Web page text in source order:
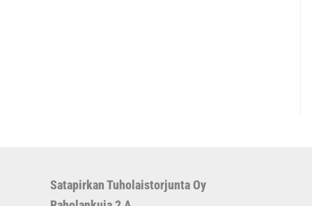
Satapirkan Tuholaistorjunta Oy